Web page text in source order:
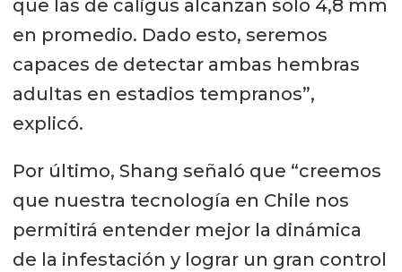
que las de caligus alcanzan solo 4,8 mm
en promedio. Dado esto, seremos
capaces de detectar ambas hembras
adultas en estadios tempranos”,
explicó.
Por último, Shang señaló que “creemos
que nuestra tecnología en Chile nos
permitirá entender mejor la dinámica
de la infestación y lograr un gran control